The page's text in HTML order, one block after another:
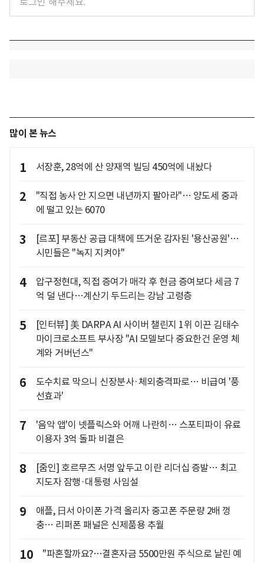
많이 본 뉴스
1 서장훈, 28억에 산 양재역 빌딩 450억에 내놨다
2
"직접 농사 안 지으면 내년까지 팔아라"… 양도세 중과
에 떨고 있는 6070
3
[르포] 부동산 공급 대책에 뜨거운 감자된 '용산공원'…
시민들은 "녹지 지켜야"
4
압구정현대, 직접 증여가 매각 후 현금 증여보다 세금 7
억 덜 낸다…계산기 두드리는 강남 고령층
5
[인터뷰] 美 DARPA AI 사이버 챌린지 1위 이끈 김태수
마이크로소프트 부사장 "AI 모델보다 중요한건 운영 체
계와 거버넌스"
6
도수치료 막으니 신장분사·체외충격파로… 비급여 '풍
선효과'
7
'음악 앱'이 넷플릭스와 어깨 나란히… 스포티파이 유료
이용자 3억 돌파 비결은
8
[줌인] 호르무즈 서명 앞두고 이란 리더십 증발… 최고
지도자 잠행·대통령 사임설
9
애플, 日서 아이폰 가격 올리자 중고폰 주문량 2배 껑
충… 리퍼폰 패널은 신제품용 추월
10
"파혼할까요?…결혼자금 5500만원 주식으로 날린 예